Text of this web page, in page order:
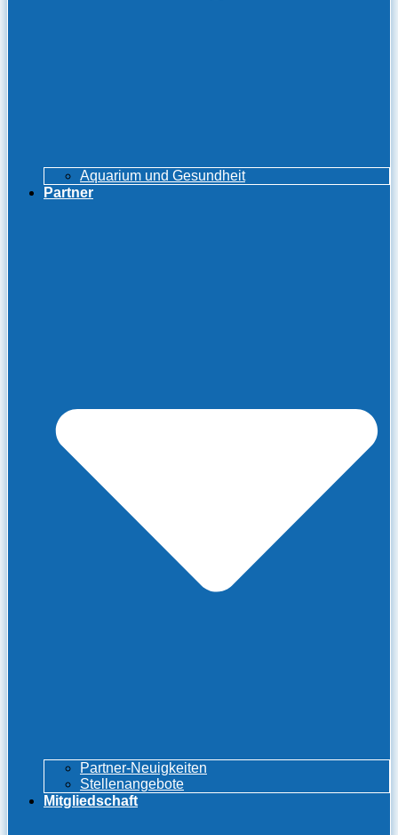
Aquarium und Gesundheit
Partner
Partner-Neuigkeiten
Stellenangebote
Mitgliedschaft